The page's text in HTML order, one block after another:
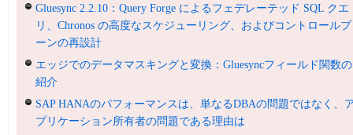
Gluesync 2.2.10：Query Forge によるフェデレーテッド SQL クエ
リ、Chronos の高度なスケジューリング、およびコントロール
ーンの再設計
エッジでのデータマスキングと変換：Gluesyncフィールド関数の
紹介
SAP HANAのパフォーマンスは、単なるDBAの問題ではなく、
プリケーション所有者の問題である理由は